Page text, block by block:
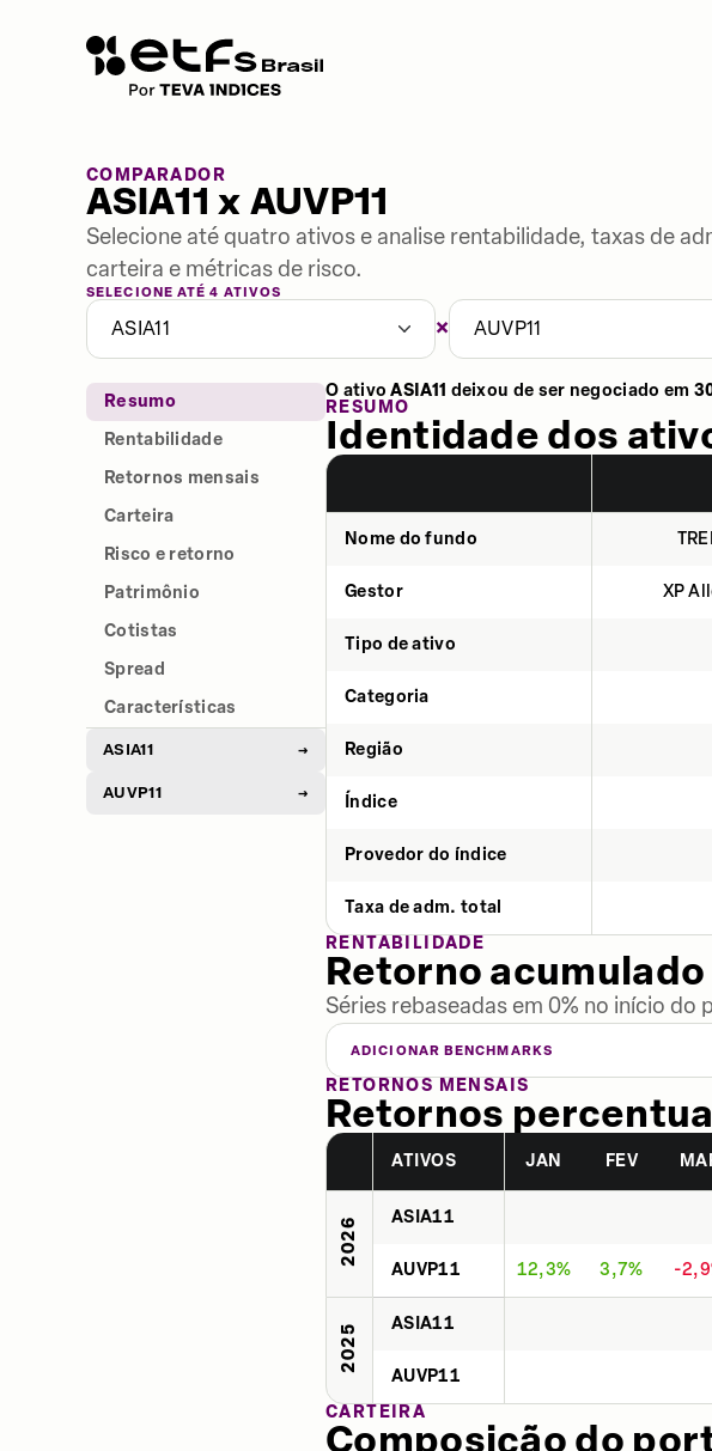
COMPARADOR
ASIA11 x AUVP11
Selecione até quatro ativos e analise rentabilidade, taxas de
carteira e métricas de risco.
SELECIONE ATÉ 4 ATIVOS
ASIA11 × AUVP11
Resumo
Rentabilidade
Retornos mensais
Carteira
Risco e retorno
Patrimônio
Cotistas
Spread
Características
ASIA11 →
AUVP11 →
O ativoASIA11 deixou de ser negociado em
RESUMO
Identidade dos
Nome do fundo
Gestor XP
Tipo de ativo
Categoria
Região
Índice
Provedor do índice
Taxa de adm. total
RENTABILIDADE
Retorno
Séries rebaseadas em 0% no início
ADICIONAR BENCHMARKS
RETORNOS MENSAIS
Retornos
ATIVOS JAN FEV
2026 ASIA11
AUVP11 12,3% 3,7% -
2025 ASIA11
AUVP11
CARTEIRA
Composição do